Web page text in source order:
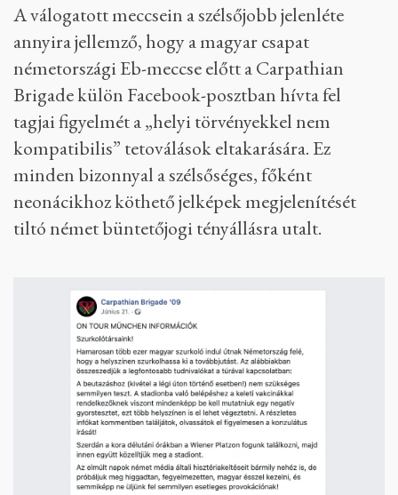
A válogatott meccsein a szélsőjobb jelenléte
annyira jellemző, hogy a magyar csapat
németországi Eb-meccse előtt a Carpathian
Brigade külön Facebook-posztban hívta fel
tagjai figyelmét a „helyi törvényekkel nem
kompatibilis” tetoválások eltakarására. Ez
minden bizonnyal a szélsőséges, főként
neonácikhoz köthető jelképek megjelenítését
tiltó német büntetőjogi tényállásra utalt.